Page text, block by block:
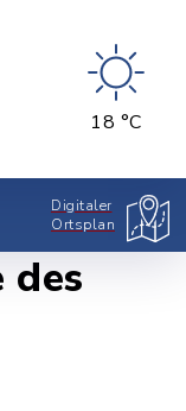
18 °C
Digitaler
Ortsplan